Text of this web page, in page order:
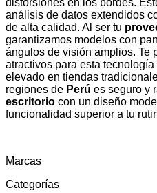
distorsiones en los bordes.
análisis de datos extendidos
de alta calidad. Al ser tu
garantizamos modelos con
ángulos de visión amplios. Te
atractivos para esta
elevado en tiendas
regiones de Perú es seguro y
escritorio con un diseño
funcionalidad superior a tu
Marcas
Categorías